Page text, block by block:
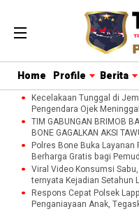
Home Profile Berita
Kecelakaan Tunggal di
Pengendara Ojek
TIM GABUNGAN BRIMOB
BONE GAGALKAN AKSI
Polres Bone Buka
Berharga Gratis bagi
Viral Video Konsumsi
ternyata Kejadian Setahun
Respons Cepat Polsek
Penganiayaan Anak,